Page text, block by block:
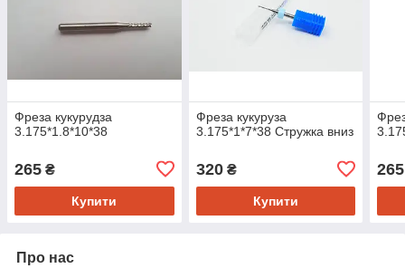
Фреза кукурудза
3.175*1.8*10*38
265 ₴
Купити
Фреза кукуруза
3.175*1*7*38 Стружка вниз
320₴
Купити
265
Про нас